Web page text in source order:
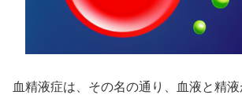
血精液症は、その名の通り、血液と精